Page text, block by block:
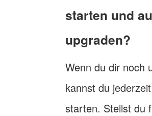
starten und
upgraden?
Wenn du dir noch
kannst du
starten. Stellst du